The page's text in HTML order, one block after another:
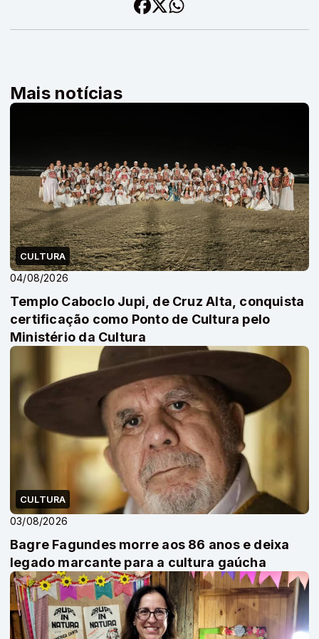
Mais notícias
CULTURA
04/08/2026
Templo Caboclo Jupi, de Cruz Alta, conquista
certificação como Ponto de Cultura pelo
Ministério da Cultura
CULTURA
03/08/2026
Bagre Fagundes morre aos 86 anos e deixa
legado marcante para a cultura gaúcha